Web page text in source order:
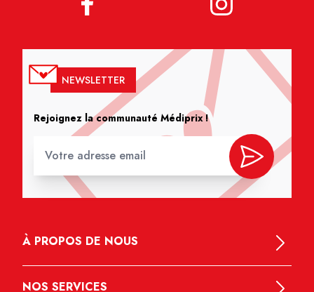
NEWSLETTER
Rejoignez la communauté Médiprix !
À PROPOS DE NOUS
NOS SERVICES